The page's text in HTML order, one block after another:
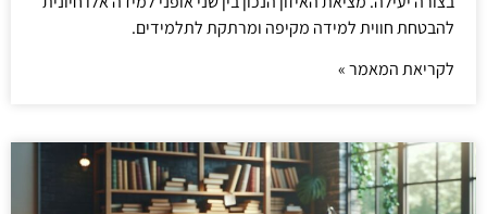
להבטחת חווית למידה מקיפה ומרתקת לתלמידים.
לקריאת המאמר »